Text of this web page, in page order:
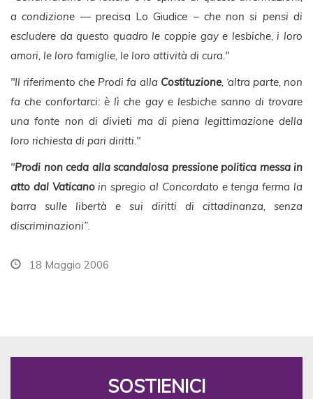
a condizione — precisa Lo Giudice – che non si pensi di
escludere da questo quadro le coppie gay e lesbiche, i loro
amori, le loro famiglie, le loro attività di cura."
"Il riferimento che Prodi fa alla Costituzione, ‘altra parte, non
fa che confortarci: è lì che gay e lesbiche sanno di trovare
una fonte non di divieti ma di piena legittimazione della
loro richiesta di pari diritti."
"Prodi non ceda alla scandalosa pressione politica messa in
atto dal Vaticanoin spregio al Concordato e tenga ferma la
barra sulle libertà e sui diritti di cittadinanza, senza
discriminazioni”.
18 Maggio 2006
SOSTIENICI